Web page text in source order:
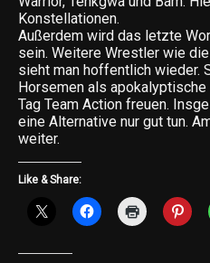
Konstellationen.
Außerdem wird das letzte
sein. Weitere Wrestler wie
sieht man hoffentlich wieder.
Horsemen als
Tag Team Action freuen.
eine Alternative nur gut tun.
weiter.
Like & Share: